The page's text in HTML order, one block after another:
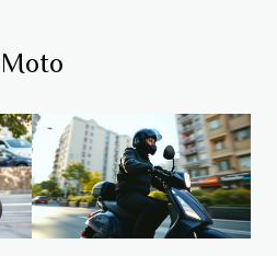
Moto